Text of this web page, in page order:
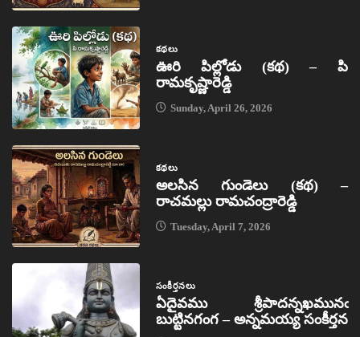
కథలు
ఊరి పిల్లోడు (కథ) – పి
రామకృష్ణారెడ్డి
Sunday, April 26, 2026
కథలు
అలసిన గుండెలు (కథ) –
రాచమల్లు రామచంద్రారెడ్డి
Tuesday, April 7, 2026
సంకీర్తనలు
ఏదైవము శ్రీపాదన్నఖమునఁ
బుట్టినగంగ – అన్నమయ్య సంకీర్తన